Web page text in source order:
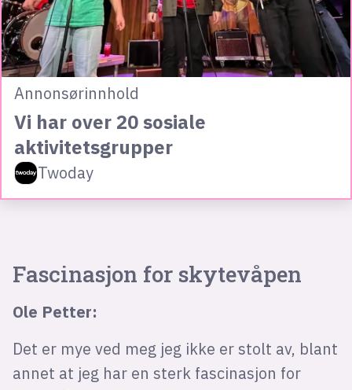
Annonsørinnhold
Vi har over 20 sosiale
aktivitetsgrupper
Twoday
Fascinasjon for skytevåpen
Ole Petter:
Det er mye ved meg jeg ikke er stolt av, blant
annet at jeg har en sterk fascinasjon for